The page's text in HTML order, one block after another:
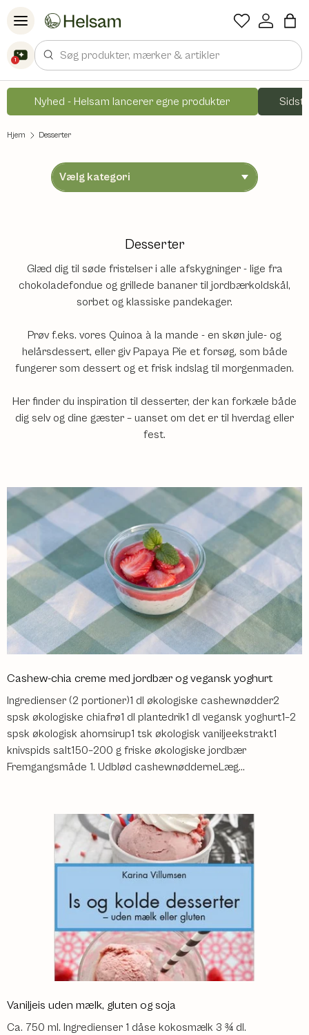
Spring til indhold
1
Søg
Nyhed - Helsam lancerer egne produkter
Hjem Desserter
Desserter
Glæd dig til søde fristelser i alle afskygninger - lige fra
chokoladefondue og grillede bananer til jordbærkoldskål,
sorbet og klassiske pandekager.
Prøv f.eks. vores Quinoa à la mande - en skøn jule- og
helårsdessert, eller giv Papaya Pie et forsøg, som både
fungerer som dessert og et frisk indslag til morgenmaden.
Her finder du inspiration til desserter, der kan forkæle både
dig selv og dine gæster – uanset om det er til hverdag eller
fest.
Cashew-chia creme med jordbær og vegansk yoghurt
Ingredienser (2 portioner)1 dl økologiske cashewnødder2
spsk økologiske chiafrø1 dl plantedrik1 dl vegansk yoghurt1–2
spsk økologisk ahornsirup1 tsk økologisk vaniljeekstrakt1
knivspids salt150–200 g friske økologiske jordbær
Fremgangsmåde 1. Udblød cashewnødderneLæg...
Vaniljeis uden mælk, gluten og soja
Ca. 750 ml. Ingredienser 1 dåse kokosmælk 3 ¾ dl.